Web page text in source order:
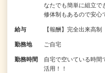
なたでも簡単に組立で
修体制もあるので安
給与 【報酬】完全出来高制
勤務地 ご自宅
勤務時間
自宅で空いている時
活用！！